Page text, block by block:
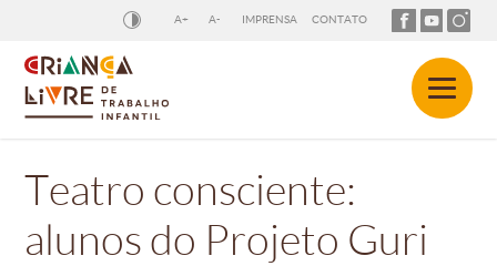
A+ A- IMPRENSA CONTATO
Teatro consciente:
alunos do Projeto Guri